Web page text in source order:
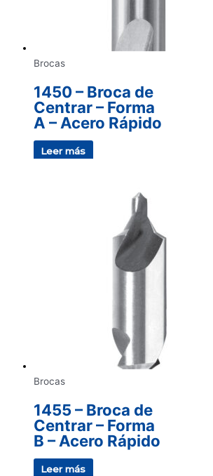
Brocas
1450 – Broca de
Centrar – Forma
A – Acero Rápido
Leer más
Brocas
1455 – Broca de
Centrar – Forma
B – Acero Rápido
Leer más